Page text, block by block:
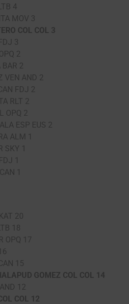
4
MOV 3
COL COL 3
3
2
2
VEN AND 2
FDJ 2
RLT 2
OPQ 2
ESP EUS 2
ALM 1
SKY 1
1
1
20
18
OPQ 17
15
GOMEZ COL COL 14
12
COL 12